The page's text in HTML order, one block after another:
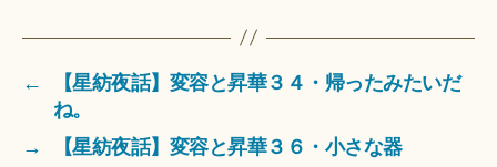
←
【星紡夜話】変容と昇華３４・帰ったみたいだ
ね。
→
【星紡夜話】変容と昇華３６・小さな器